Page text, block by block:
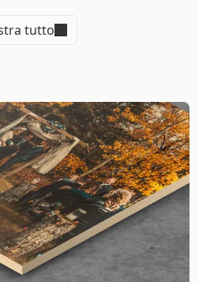
un look del tutto particolare
tue immagini, ma
le tonalità più chiare
così un’immagine più
naturale della superfice
sulla tua opera donando
a tutto il tuo spazio
tutto